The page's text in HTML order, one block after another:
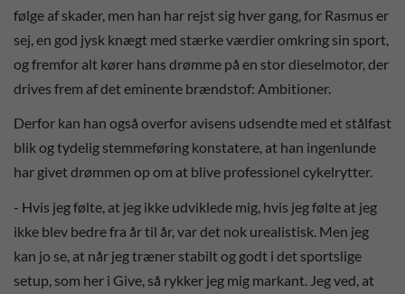
følge af skader, men han har rejst sig hver gang, for Rasmus er
sej, en god jysk knægt med stærke værdier omkring sin sport,
og fremfor alt kører hans drømme på en stor dieselmotor, der
drives frem af det eminente brændstof: Ambitioner.
Derfor kan han også overfor avisens udsendte med et stålfast
blik og tydelig stemmeføring konstatere, at han ingenlunde
har givet drømmen op om at blive professionel cykelrytter.
- Hvis jeg følte, at jeg ikke udviklede mig, hvis jeg følte at jeg
ikke blev bedre fra år til år, var det nok urealistisk. Men jeg
kan jo se, at når jeg træner stabilt og godt i det sportslige
setup, som her i Give, så rykker jeg mig markant. Jeg ved, at